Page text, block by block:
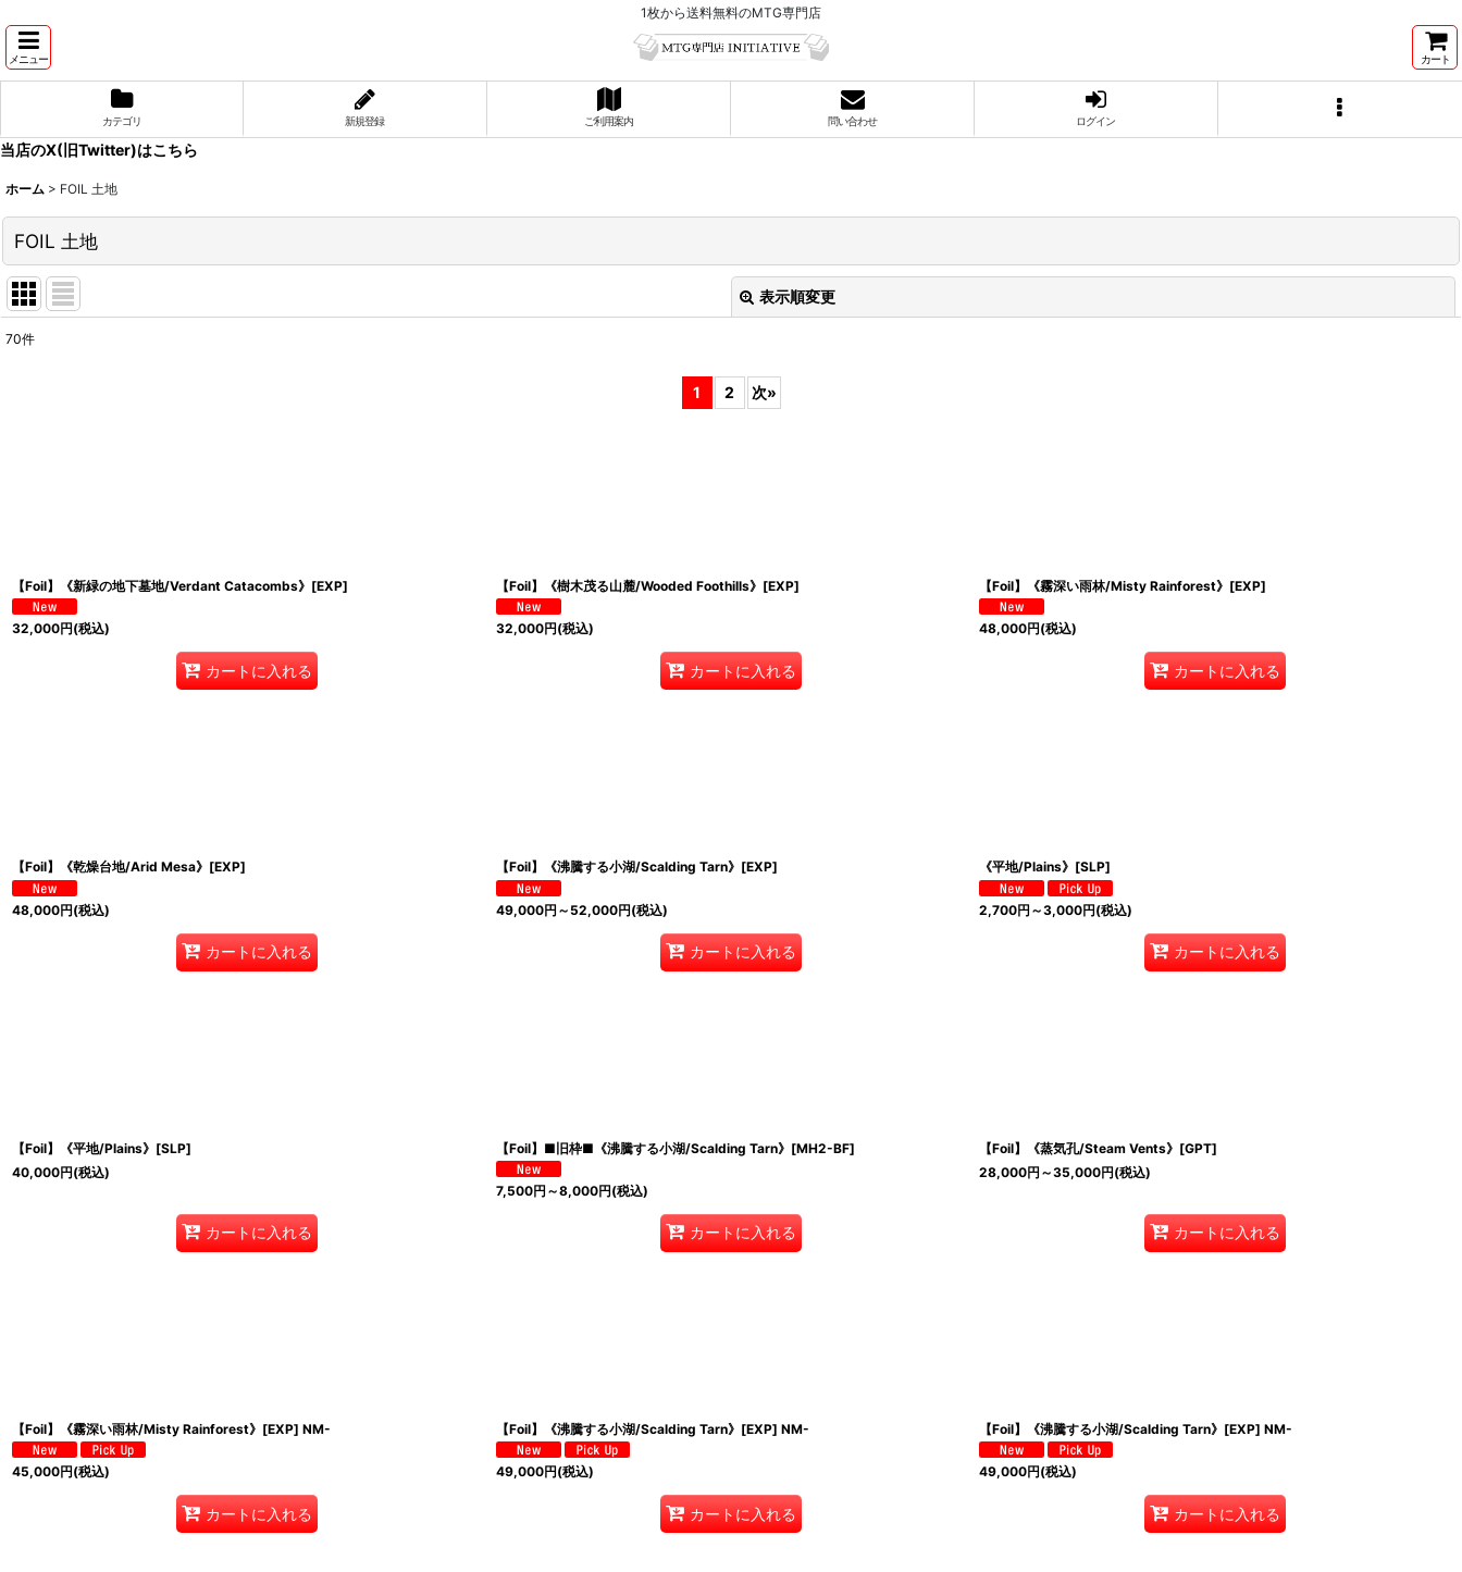
1枚から送料無料のMTG専門店
メニュー カート
カテゴリ 新規登録 ご利用案内 問い合わせ ログイン
当店のX(旧Twitter)はこちら
ホーム > FOIL 土地
FOIL 土地
表示順変更
70件
1 2 次»
【Foil】《新緑の地下墓地/Verdant Catacombs》[EXP]
32,000円(税込)
カートに入れる
【Foil】《樹木茂る山麓/Wooded Foothills》[EXP]
32,000円(税込)
カートに入れる
【Foil】《霧深い雨林/Misty Rainforest》[EXP]
48,000円(税込)
カートに入れる
【Foil】《乾燥台地/Arid Mesa》[EXP]
48,000円(税込)
カートに入れる
【Foil】《沸騰する小湖/Scalding Tarn》[EXP]
49,000円 ～52,000円(税込)
カートに入れる
《平地/Plains》[SLP]
2,700円 ～3,000円(税込)
カートに入れる
【Foil】《平地/Plains》[SLP]
40,000円(税込)
カートに入れる
【Foil】■旧枠■《沸騰する小湖/Scalding Tarn》[MH2-BF]
7,500円 ～8,000円(税込)
カートに入れる
【Foil】《蒸気孔/Steam Vents》[GPT]
28,000円 ～35,000円(税込)
カートに入れる
【Foil】《霧深い雨林/Misty Rainforest》[EXP] NM-
45,000円(税込)
カートに入れる
【Foil】《沸騰する小湖/Scalding Tarn》[EXP] NM-
49,000円(税込)
カートに入れる
【Foil】《沸騰する小湖/Scalding Tarn》[EXP] NM-
49,000円(税込)
カートに入れる